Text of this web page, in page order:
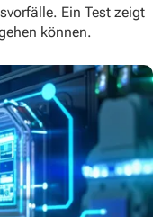
Ein Test zeigt
können.